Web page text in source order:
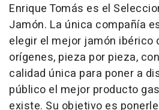
Enrique Tomás es el
Jamón. La única compañía
elegir el mejor jamón ibérico
orígenes, pieza por pieza,
calidad única para poner a
público el mejor producto
existe. Su objetivo es